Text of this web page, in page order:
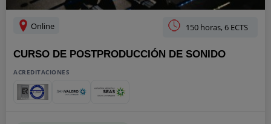
Online 150 horas, 6 ECTS
CURSO DE POSTPRODUCCIÓN DE SONIDO
ACREDITACIONES